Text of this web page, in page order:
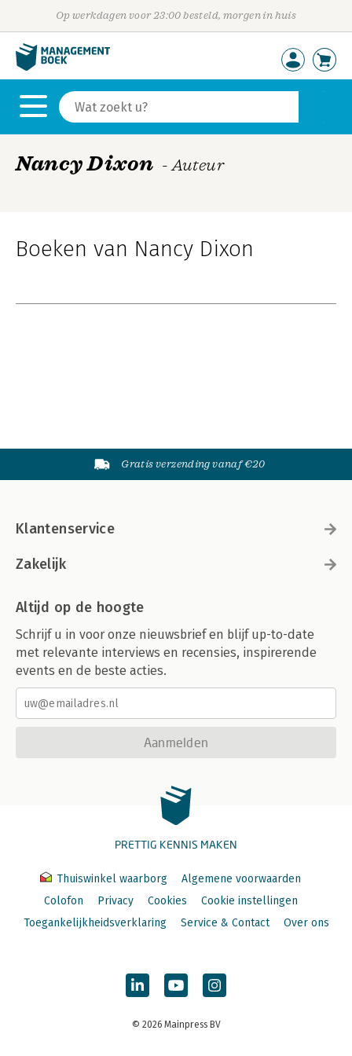
Op werkdagen voor 23:00 besteld, morgen in huis
Nancy Dixon - Auteur
Boeken van Nancy Dixon
Gratis verzending vanaf €20
Klantenservice
Zakelijk
Altijd op de hoogte
Schrijf u in voor onze nieuwsbrief en blijf up-to-date
met relevante interviews en recensies, inspirerende
events en de beste acties.
Aanmelden
PRETTIG KENNIS MAKEN
Thuiswinkel waarborg
Algemene voorwaarden
Colofon
Privacy Cookies
Cookie instellingen
Toegankelijkheidsverklaring
Service & Contact Over ons
© 2026 Mainpress BV